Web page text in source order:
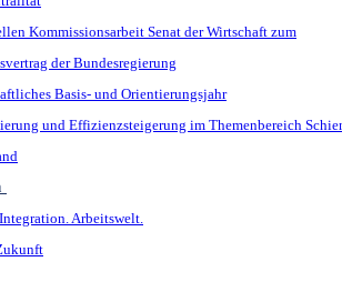
Kommissionsarbeit Senat der Wirtschaft zum
der Bundesregierung
Basis- und Orientierungsjahr
und Effizienzsteigerung im Themenbereich
Arbeitswelt.